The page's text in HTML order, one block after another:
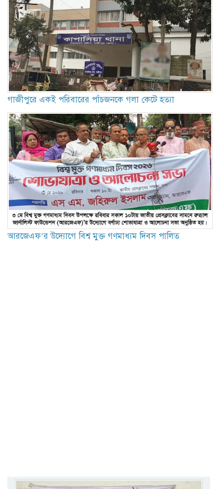
গাজীপুরে একই পরিবারের পাঁচজনকে গলা কেটে হত্যা
আরজেএফ’র উদ্যোগে বিশ্ব মুক্ত গণমাধ্যম দিবস পালিত